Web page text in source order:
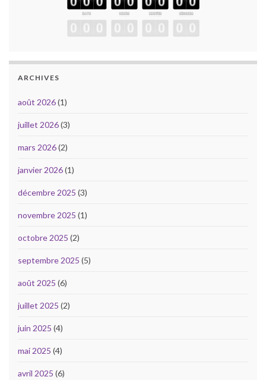
ARCHIVES
août 2026(1)
juillet 2026(3)
mars 2026(2)
janvier 2026(1)
décembre 2025 (3)
novembre 2025 (1)
octobre 2025 (2)
septembre 2025 (5)
août 2025 (6)
juillet 2025 (2)
juin 2025 (4)
mai 2025 (4)
avril 2025 (6)